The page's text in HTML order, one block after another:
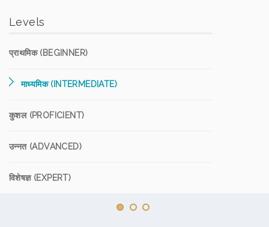
Levels
प्राथमिक (BEGINNER)
माध्यमिक (INTERMEDIATE)
कुशल (PROFICIENT)
उन्नत (ADVANCED)
विशेषज्ञ (EXPERT)